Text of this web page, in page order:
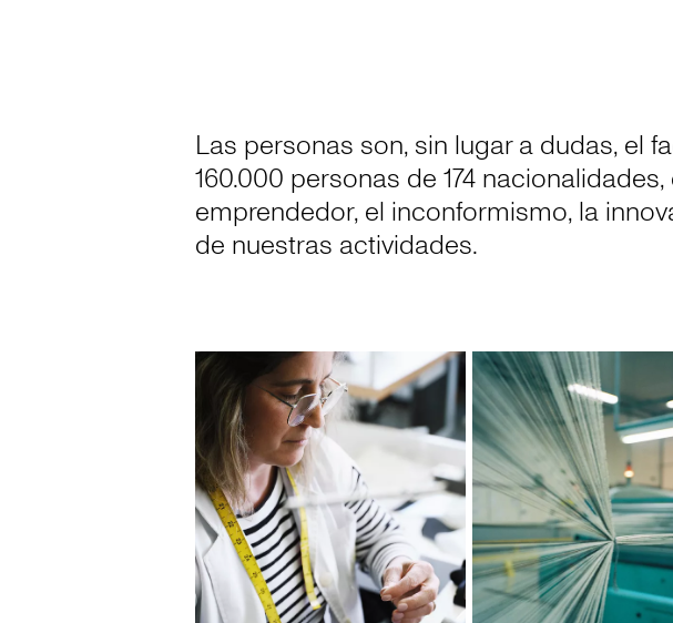
Las personas son, sin lugar a dudas, el
160.000 personas de 174
emprendedor, el inconformismo, la
de nuestras actividades.